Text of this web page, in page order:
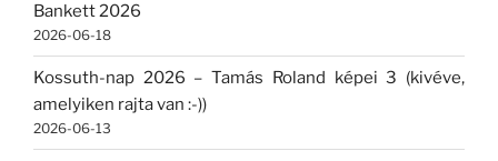
Bankett 2026
2026-06-18
Kossuth-nap 2026 – Tamás Roland képei 3 (kivéve,
amelyiken rajta van :-))
2026-06-13